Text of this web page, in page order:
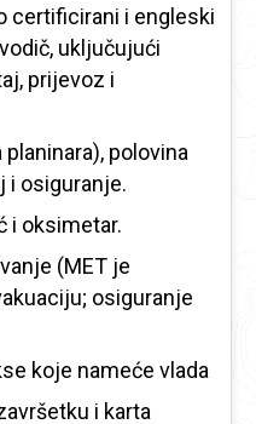
certificirani i engleski
uključujući
prijevoz i
polovina
i osiguranje.
i oksimetar.
(MET je
osiguranje
koje nameće vlada
i karta